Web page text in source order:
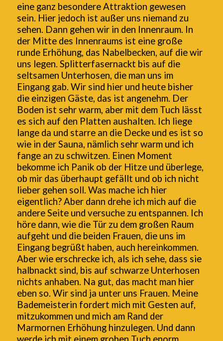
eine ganz besondere Attraktion gewesen
sein. Hier jedoch ist außer uns niemand zu
sehen. Dann gehen wir in den Innenraum. In
der Mitte des Innenraums ist eine große
runde Erhöhung, das Nabelbecken, auf die wir
uns legen. Splitterfasernackt bis auf die
seltsamen Unterhosen, die man uns im
Eingang gab. Wir sind hier und heute bisher
die einzigen Gäste, das ist angenehm. Der
Boden ist sehr warm, aber mit dem Tuch lässt
es sich auf den Platten aushalten. Ich liege
lange da und starre an die Decke und es ist so
wie in der Sauna, nämlich sehr warm und ich
fange an zu schwitzen. Einen Moment
bekomme ich Panik ob der Hitze und überlege,
ob mir das überhaupt gefällt und ob ich nicht
lieber gehen soll. Was mache ich hier
eigentlich? Aber dann drehe ich mich auf die
andere Seite und versuche zu entspannen. Ich
höre dann, wie die Tür zu dem großen Raum
aufgeht und die beiden Frauen, die uns im
Eingang begrüßt haben, auch hereinkommen.
Aber wie erschrecke ich, als ich sehe, dass sie
halbnackt sind, bis auf schwarze Unterhosen
nichts anhaben. Na gut, das macht man hier
eben so. Wir sind ja unter uns Frauen. Meine
Bademeisterin fordert mich mit Gesten auf,
mitzukommen und mich am Rand der
Marmornen Erhöhung hinzulegen. Und dann